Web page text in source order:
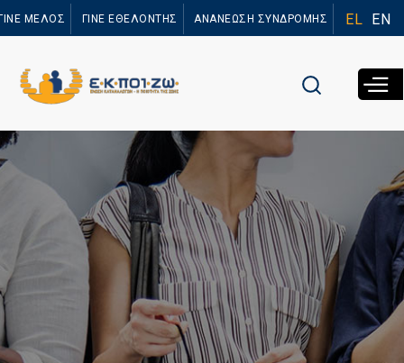
προς το
ΜΕΛΟΣ ΓΙΝΕ ΕΘΕΛΟΝΤΗΣ ΑΝΑΝΕΩΣΗ ΣΥΝΔΡΟΜΗΣ EL EN